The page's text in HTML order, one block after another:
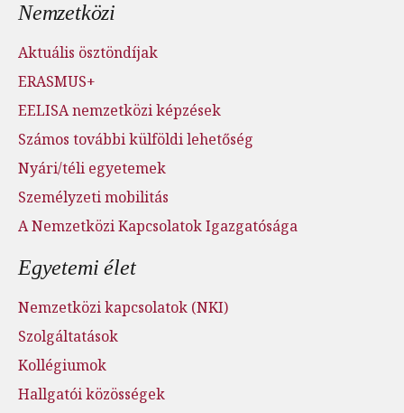
Nemzetközi
Aktuális ösztöndíjak
ERASMUS+
EELISA nemzetközi képzések
Számos további külföldi lehetőség
Nyári/téli egyetemek
Személyzeti mobilitás
A Nemzetközi Kapcsolatok Igazgatósága
Egyetemi élet
Nemzetközi kapcsolatok (NKI)
Szolgáltatások
Kollégiumok
Hallgatói közösségek